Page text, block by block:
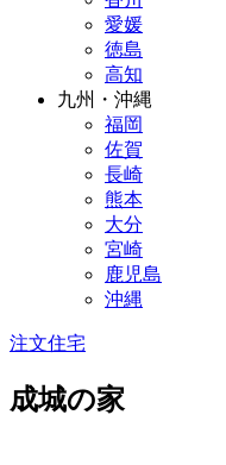
愛媛
徳島
高知
九州・沖縄
福岡
佐賀
長崎
熊本
大分
宮崎
鹿児島
沖縄
注文住宅
成城の家